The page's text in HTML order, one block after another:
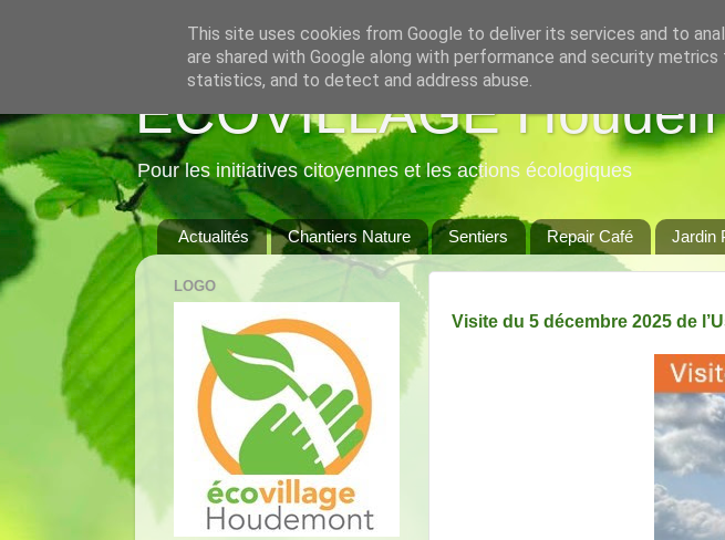
ECOVILLAGE
Pour les initiatives citoyennes et les actions écologiques
Actualités Chantiers Nature Sentiers Repair Café Jardin
Visite du 5 décembre 2025 de
LOGO
This site uses cookies from Google to deliver its services and to
are shared with Google along with performance and security
statistics, and to detect and address abuse.